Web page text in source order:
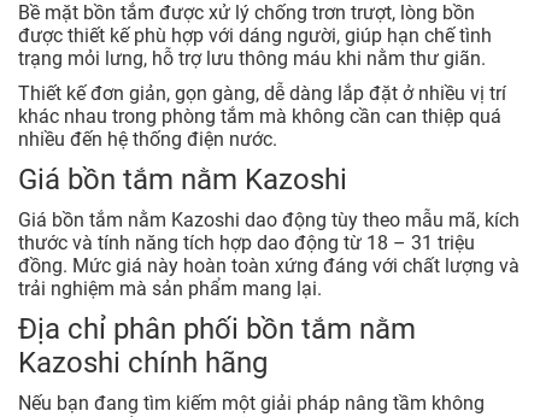
Bề mặt bồn tắm được xử lý chống trơn trượt, lòng bồn
được thiết kế phù hợp với dáng người, giúp hạn chế tình
trạng mỏi lưng, hỗ trợ lưu thông máu khi nằm thư giãn.
Thiết kế đơn giản, gọn gàng, dễ dàng lắp đặt ở nhiều vị trí
khác nhau trong phòng tắm mà không cần can thiệp quá
nhiều đến hệ thống điện nước.
Giá bồn tắm nằm Kazoshi
Giá bồn tắm nằm Kazoshi dao động tùy theo mẫu mã, kích
thước và tính năng tích hợp dao động từ 18 – 31 triệu
đồng. Mức giá này hoàn toàn xứng đáng với chất lượng và
trải nghiệm mà sản phẩm mang lại.
Địa chỉ phân phối bồn tắm nằm
Kazoshi chính hãng
Nếu bạn đang tìm kiếm một giải pháp nâng tầm không